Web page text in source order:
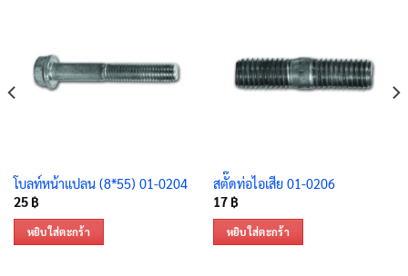
โบลท์หน้าแปลน (8*55) 01-0204
25 ฿
หยิบใส่ตะกร้า
สตั๊ดท่อไอเสีย 01-0206
17 ฿
หยิบใส่ตะกร้า